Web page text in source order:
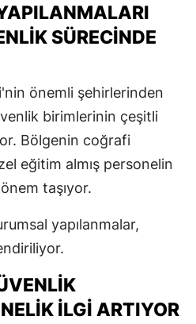
SÜRECINDE
önemli şehirlerinden
birimlerinin çeşitli
Bölgenin coğrafi
eğitim almış personelin
taşıyor.
yapılanmalar,
İLGI ARTIYOR